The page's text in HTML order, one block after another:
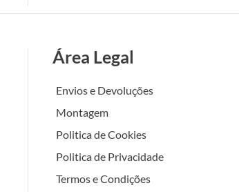
Área Legal
Envios e Devoluções
Montagem
Politica de Cookies
Politica de Privacidade
Termos e Condições